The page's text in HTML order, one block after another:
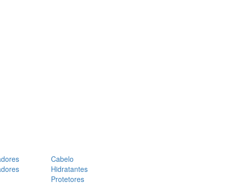
Cabelo
Hidratantes
Protetores